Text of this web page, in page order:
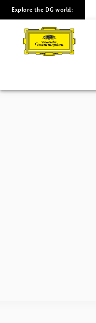
Bach:
Das
Klavier
Explore the DG world: